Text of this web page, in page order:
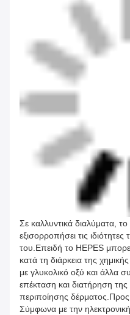
Σε καλλυντικά διαλύματα, το
εξισορροπήσει τις
του.Επειδή το HEPES
κατά τη διάρκεια της
με γλυκολικό οξύ και άλλα
επέκταση και διατήρηση
περιποίησης
Σύμφωνα με την